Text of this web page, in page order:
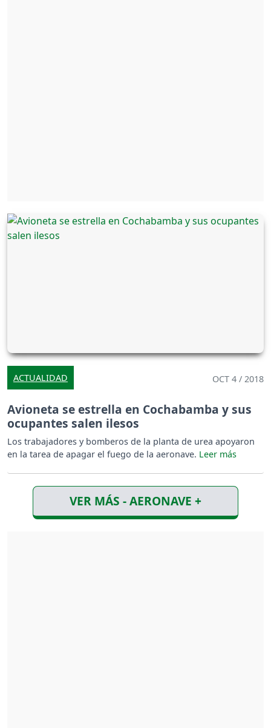
ACTUALIDAD OCT 4 / 2018
Avioneta se estrella en Cochabamba y sus
ocupantes salen ilesos
Los trabajadores y bomberos de la planta de urea apoyaron
en la tarea de apagar el fuego de la aeronave.
VER MÁS - AERONAVE +